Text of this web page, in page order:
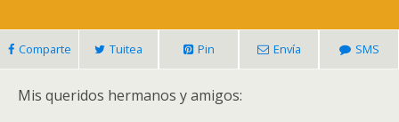
Comparte Tuitea Pin Envía SMS
Mis queridos hermanos y amigos: